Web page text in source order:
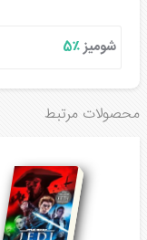
شومیز٪5
محصولات مرتبط